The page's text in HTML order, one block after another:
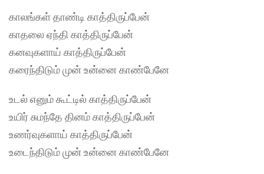
காலங்கள் தாண்டி காத்திருப்பேன்
காதலை ஏந்தி காத்திருப்பேன்
கனவுகளாய் காத்திருப்பேன்
கரைந்திடும் முன் உன்னை காண்பேனே
உடல் எனும் கூட்டில் காத்திருப்பேன்
உயிர் சுமந்தே தினம் காத்திருப்பேன்
உணர்வுகளாய் காத்திருப்பேன்
உடைந்திடும் முன் உன்னை காண்பேனே